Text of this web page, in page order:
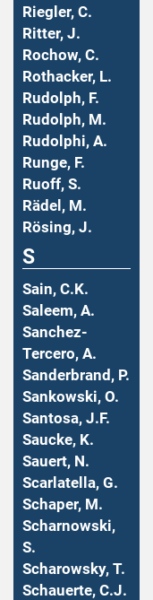
Riegler, C.
Ritter, J.
Rochow, C.
Rothacker, L.
Rudolph, F.
Rudolph, M.
Rudolphi, A.
Runge, F.
Ruoff, S.
Rädel, M.
Rösing, J.
S
Sain, C.K.
Saleem, A.
Sanchez-
Tercero, A.
Sanderbrand, P.
Sankowski, O.
Santosa, J.F.
Saucke, K.
Sauert, N.
Scarlatella, G.
Schaper, M.
Scharnowski,
S.
Scharowsky, T.
Schauerte, C.J.